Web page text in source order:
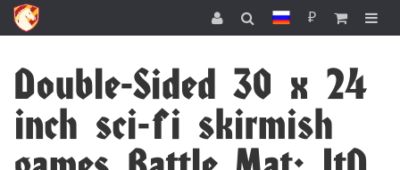
₽
Double-Sided 30 x 24
inch sci-fi skirmish